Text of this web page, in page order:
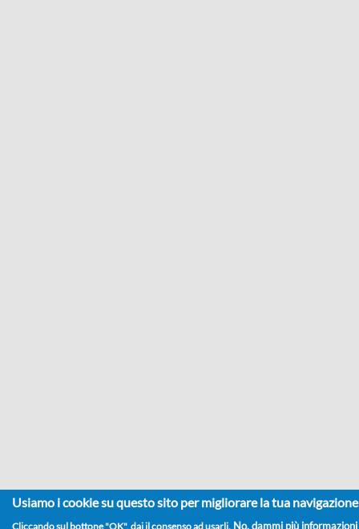
Usiamo i cookie su questo sito per migliorare la tua navigazione
Cliccando sul bottone "OK", dai il consenso ad usarli. No, dammi più informazioni